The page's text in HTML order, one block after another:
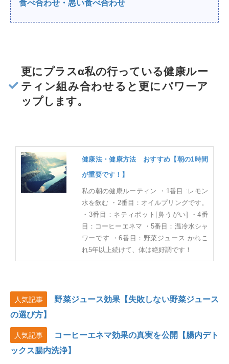
食べ合わせ・悪い食べ合わせ
更にプラスα私の行っている健康ルー
ティン組み合わせると更にパワーア
ップします。
健康法・健康方法 おすすめ【朝の1時間
が重要です！】
私の朝の健康ルーティン ・1番目 :レモン
水を飲む ・2番目：オイルプリングです。
・3番目：ネティポット[鼻うがい] ・4番
目：コーヒーエネマ ・5番目：温冷水シャ
ワーです ・6番目：野菜ジュース かれこ
れ5年以上続けて、体は絶好調です！
人気記事
野菜ジュース効果【失敗しない野菜ジュース
の選び方】
人気記事
コーヒーエネマ効果の真実を公開【腸内デト
ックス腸内洗浄】